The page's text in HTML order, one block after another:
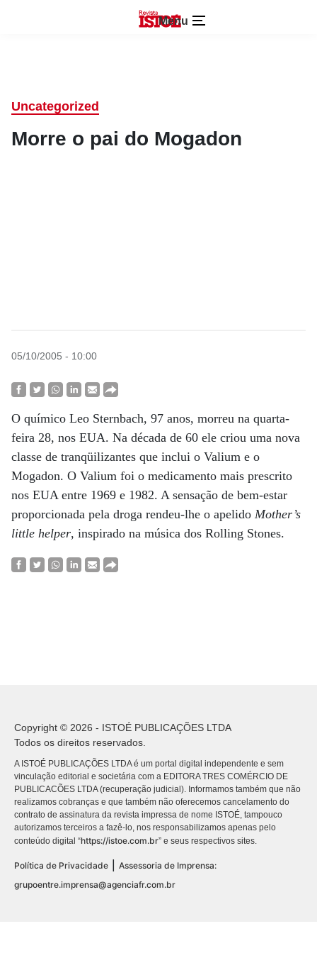
Menu
Uncategorized
Morre o pai do Mogadon
05/10/2005 - 10:00
O químico Leo Sternbach, 97 anos, morreu na quarta-
feira 28, nos EUA. Na década de 60 ele criou uma nova
classe de tranqüilizantes que inclui o Valium e o
Mogadon. O Valium foi o medicamento mais prescrito
nos EUA entre 1969 e 1982. A sensação de bem-estar
proporcionada pela droga rendeu-lhe o apelido Mother’s
little helper, inspirado na música dos Rolling Stones.
Copyright © 2026 - ISTOÉ PUBLICAÇÕES LTDA
Todos os direitos reservados.
A ISTOÉ PUBLICAÇÕES LTDA é um portal digital independente e sem
vinculação editorial e societária com a EDITORA TRES COMÉRCIO DE
PUBLICACÕES LTDA (recuperação judicial). Informamos também que não
realizamos cobranças e que também não oferecemos cancelamento do
contrato de assinatura da revista impressa de nome ISTOÉ, tampouco
autorizamos terceiros a fazê-lo, nos responsabilizamos apenas pelo
conteúdo digital “https://istoe.com.br” e seus respectivos sites.
Política de Privacidade
Assessoria de Imprensa:
grupoentre.imprensa@agenciafr.com.br